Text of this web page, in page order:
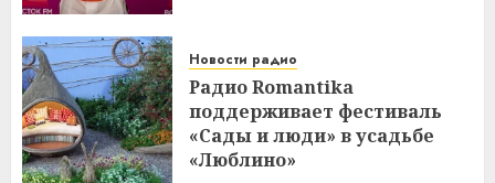
Новости радио
Радио Romantika
поддерживает фестиваль
«Сады и люди» в усадьбе
«Люблино»